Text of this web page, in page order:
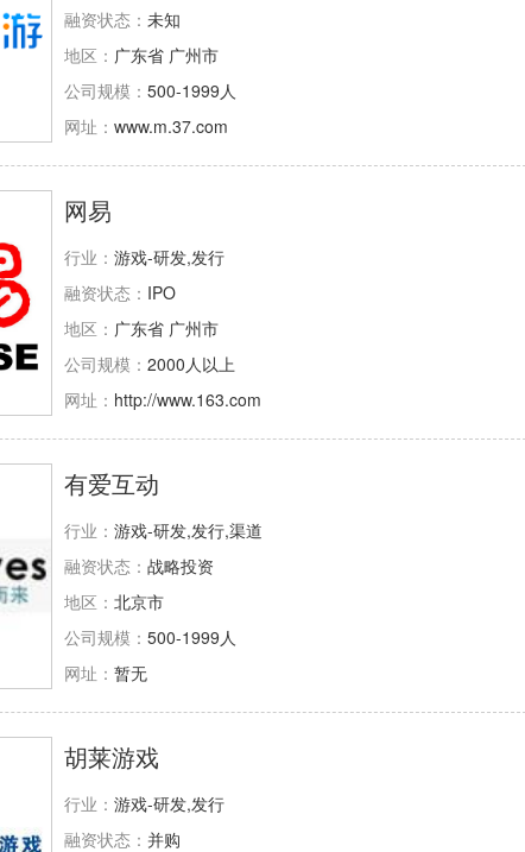
融资状态： 未知
地区： 广东省 广州市
公司规模： 500-1999人
网址： www.m.37.com
网易
行业： 游戏-研发,发行
融资状态： IPO
地区： 广东省 广州市
公司规模： 2000人以上
网址： http://www.163.com
有爱互动
行业： 游戏-研发,发行,渠道
融资状态： 战略投资
地区： 北京市
公司规模： 500-1999人
网址： 暂无
胡莱游戏
行业： 游戏-研发,发行
融资状态： 并购